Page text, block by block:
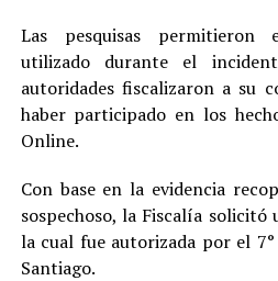
Las pesquisas permitieron
utilizado durante el
autoridades fiscalizaron a su
haber participado en los
Online.
Con base en la evidencia
sospechoso, la Fiscalía solicitó
la cual fue autorizada por el
Santiago.